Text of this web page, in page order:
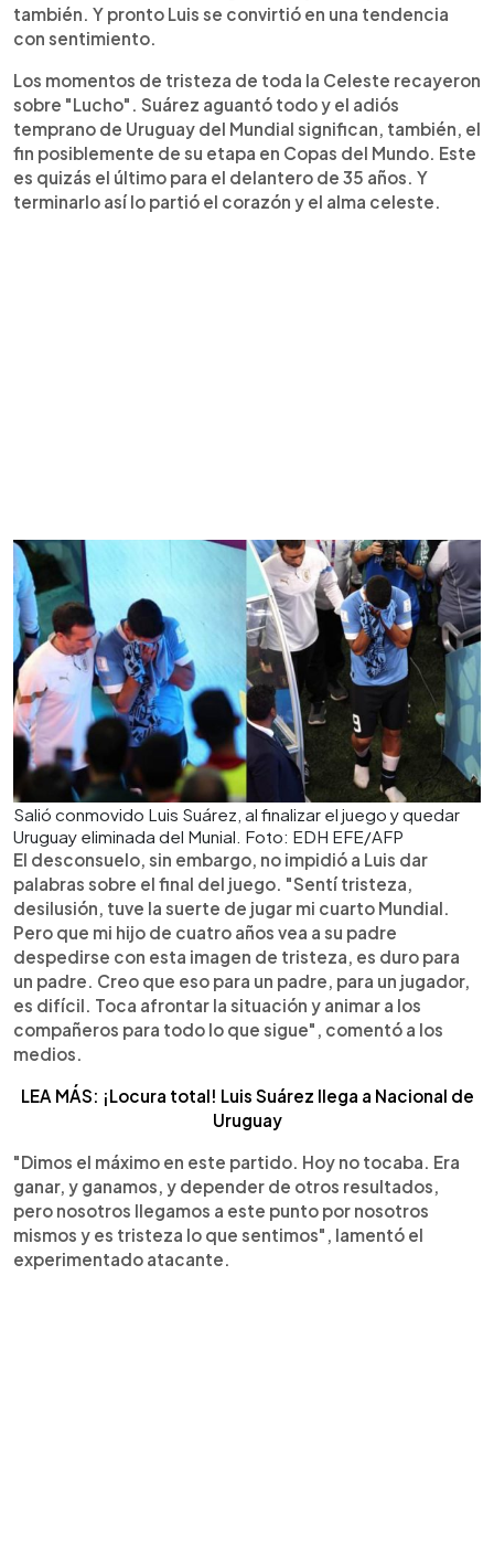
también. Y pronto Luis se convirtió en una tendencia
con sentimiento.
Los momentos de tristeza de toda la Celeste recayeron
sobre "Lucho". Suárez aguantó todo y el adiós
temprano de Uruguay del Mundial significan, también, el
fin posiblemente de su etapa en Copas del Mundo. Este
es quizás el último para el delantero de 35 años. Y
terminarlo así lo partió el corazón y el alma celeste.
Salió conmovido Luis Suárez, al finalizar el juego y quedar
Uruguay eliminada del Munial. Foto: EDH EFE/AFP
El desconsuelo, sin embargo, no impidió a Luis dar
palabras sobre el final del juego. "Sentí tristeza,
desilusión, tuve la suerte de jugar mi cuarto Mundial.
Pero que mi hijo de cuatro años vea a su padre
despedirse con esta imagen de tristeza, es duro para
un padre. Creo que eso para un padre, para un jugador,
es difícil. Toca afrontar la situación y animar a los
compañeros para todo lo que sigue", comentó a los
medios.
LEA MÁS: ¡Locura total! Luis Suárez llega a Nacional de
Uruguay
"Dimos el máximo en este partido. Hoy no tocaba. Era
ganar, y ganamos, y depender de otros resultados,
pero nosotros llegamos a este punto por nosotros
mismos y es tristeza lo que sentimos", lamentó el
experimentado atacante.